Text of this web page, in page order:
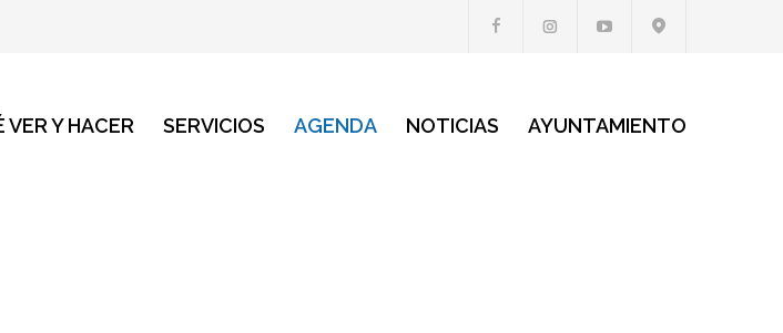
VER Y HACER SERVICIOS AGENDA NOTICIAS AYUNTAMIENTO